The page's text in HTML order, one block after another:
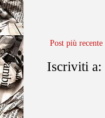
Post più recente
Iscriviti a: